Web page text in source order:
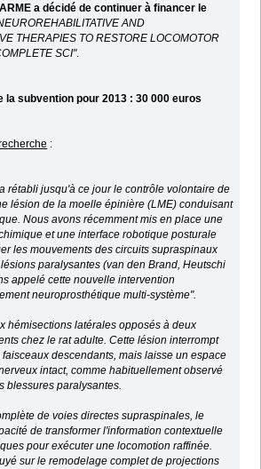
a décidé de continuer à financer le
AND
THERAPIES TO RESTORE LOCOMOTOR
SCI".
la subvention pour 2013 : 30 000 euros
:
rétabli jusqu'à ce jour le contrôle volontaire de
lésion de la moelle épinière (LME) conduisant
Nous avons récemment mis en place une
et une interface robotique posturale
les mouvements des circuits supraspinaux
paralysantes (van den Brand, Heutschi
appelé cette nouvelle intervention
neuroprosthétique multi-système".
hémisections latérales opposés à deux
chez le rat adulte. Cette lésion interrompt
descendants, mais laisse un espace
intact, comme habituellement observé
blessures paralysantes.
de voies directes supraspinales, le
de transformer l'information contextuelle
pour exécuter une locomotion raffinée.
sur le remodelage complet de projections